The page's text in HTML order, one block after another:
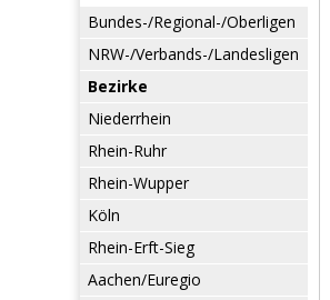
Bundes-/Regional-/Oberligen
NRW-/Verbands-/Landesligen
Bezirke
Niederrhein
Rhein-Ruhr
Rhein-Wupper
Köln
Rhein-Erft-Sieg
Aachen/Euregio